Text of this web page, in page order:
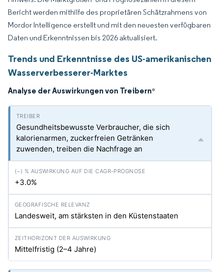
Bericht werden mithilfe des proprietären Schätzrahmens von
Mordor Intelligence erstellt und mit den neuesten verfügbaren
Daten und Erkenntnissen bis 2026 aktualisiert.
Trends und Erkenntnisse des US-amerikanischen
Wasserverbesserer-Marktes
Analyse der Auswirkungen von Treibern*
Gesundheitsbewusste Verbraucher, die sich
kalorienarmen, zuckerfreien Getränken
zuwenden, treiben die Nachfrage an
+3.0%
Landesweit, am stärksten in den Küstenstaaten
Mittelfristig (2–4 Jahre)